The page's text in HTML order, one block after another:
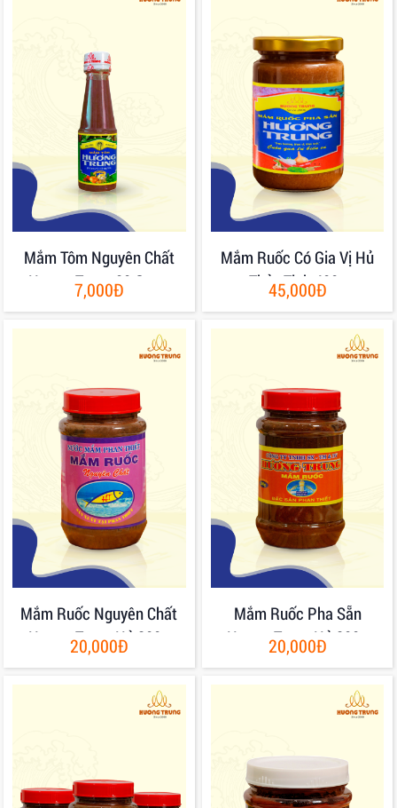
Mắm Tôm Nguyên Chất
Hương Trung 80 Gram
7,000Đ
Mắm Ruốc Có Gia Vị Hủ
Thủy Tinh 400g
45,000Đ
Mắm Ruốc Nguyên Chất
Hương Trung Hủ 200g
20,000Đ
Mắm Ruốc Pha Sẵn
Hương Trung Hủ 200g
20,000Đ